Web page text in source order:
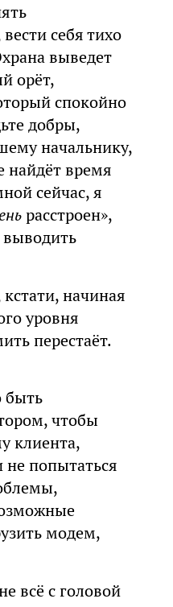
себя тихо
выведет
орёт,
спокойно
добры,
начальнику,
найдёт время
сейчас, я
расстроен»,
начиная
уровня
перестаёт.
быть
чтобы
клиента,
не попытаться
модем,
всё с головой